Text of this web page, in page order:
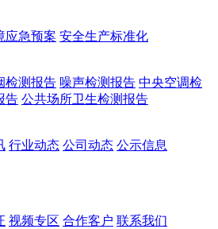
应急预案 安全生产标准化
检测报告 噪声检测报告 中央空调检
告 公共场所卫生检测报告
行业动态 公司动态 公示信息
视频专区 合作客户 联系我们